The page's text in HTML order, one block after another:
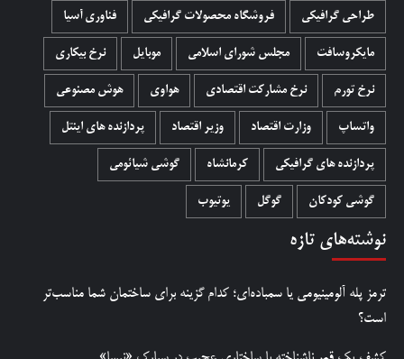
طراحی گرافیکی فروشگاه محصولات گرافيکی فناوری آسیا
مایکروسافت مجلس شورای اسلامی موبایل نرخ بیکاری
نرخ تورم نرخ مشارکت اقتصادی هواوی هوش مصنوعی
واتساپ وزارت اقتصاد وزیر اقتصاد پردازنده های اینتل
پردازنده های گرافیکی کرمانشاه گوشی شیائومی
گوشی کودکان گوگل یوتیوب
نوشته‌های تازه
ترمز پله آلومینیومی یا سمباده‌ای؛ کدام گزینه برای ساختمان شما مناسب‌تر
است؟